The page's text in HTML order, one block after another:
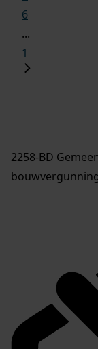
6
...
1
2258-BD